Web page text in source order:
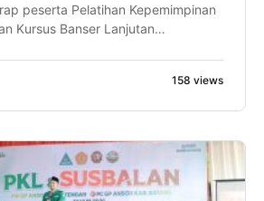
peserta Pelatihan Kepemimpinan
Kursus Banser Lanjutan
ia optimistis dari proses
itu disampaikan Faiz saat […]
158 views